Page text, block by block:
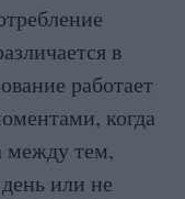
в
работает
когда
между тем,
или не